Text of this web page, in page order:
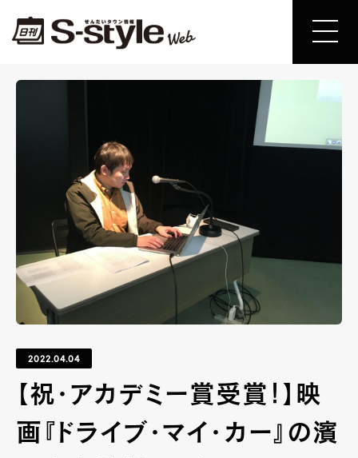
2022.04.04
【祝・アカデミー賞受賞！】映
画『ドライブ・マイ・カー』の濱